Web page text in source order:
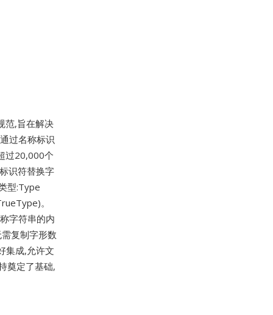
范,旨在解决
过名称标识
过20,000个
识符替换字
型:Type
。
字符串的内
复制字形数
集成,允许文
奠定了基础,